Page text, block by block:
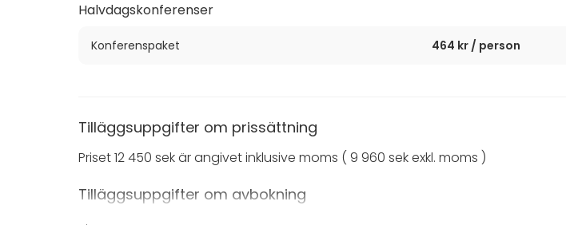
Halvdagskonferenser
Konferenspaket 464 kr / person
Tilläggsuppgifter om prissättning
Priset 12 450 sek är angivet inklusive moms ( 9 960 sek exkl. moms )
Tilläggsuppgifter om avbokning